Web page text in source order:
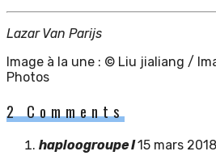
Lazar Van Parijs
Image à la une : © Liu jialiang /
Photos
2 Comments
haploogroupe I15 mars